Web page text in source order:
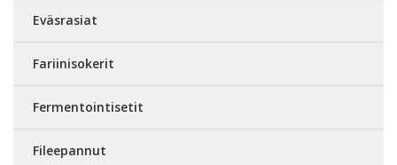
Eväsrasiat
Fariinisokerit
Fermentointisetit
Fileepannut